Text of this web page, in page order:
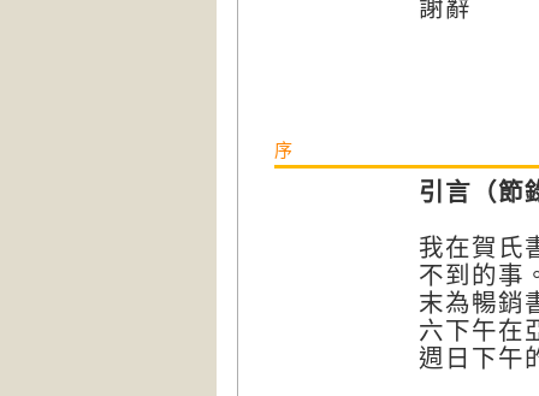
謝辭
序
引言（節
我在賀氏
不到的事
末為暢銷
六下午在
週日下午